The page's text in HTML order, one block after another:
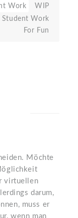
Work
WIP
Student Work
For Fun
Möchte
virtuellen
darum,
muss er
wenn man